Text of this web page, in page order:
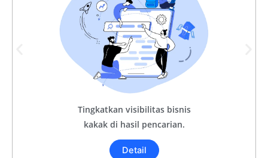
Tingkatkan visibilitas bisnis
kakak di hasil pencarian.
Detail